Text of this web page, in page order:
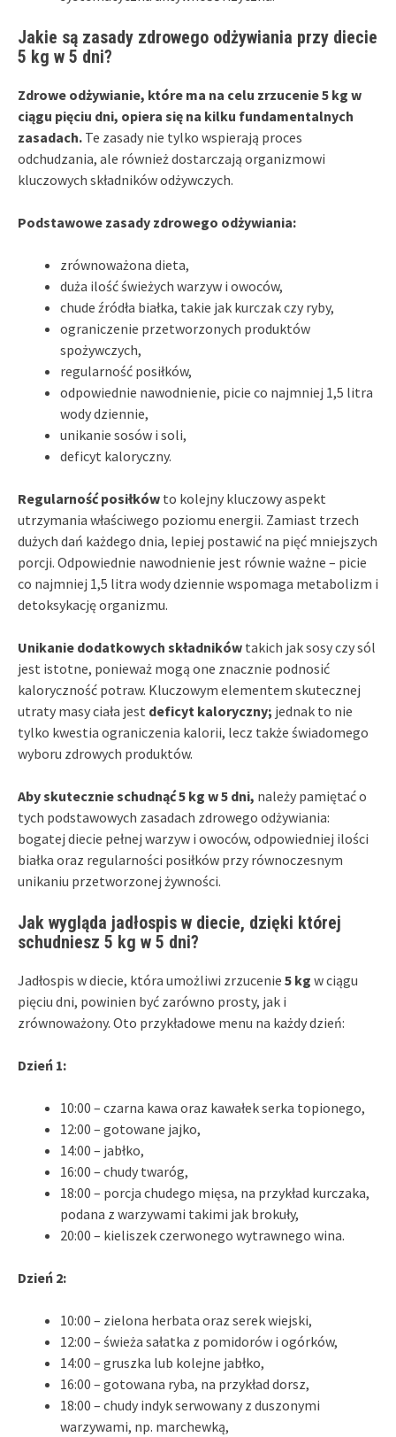
Jakie są zasady zdrowego odżywiania przy diecie
5 kg w 5 dni?
Zdrowe odżywianie, które ma na celu zrzucenie 5 kg w
ciągu pięciu dni, opiera się na kilku fundamentalnych
zasadach. Te zasady nie tylko wspierają proces
odchudzania, ale również dostarczają organizmowi
kluczowych składników odżywczych.
Podstawowe zasady zdrowego odżywiania:
zrównoważona dieta,
duża ilość świeżych warzyw i owoców,
chude źródła białka, takie jak kurczak czy ryby,
ograniczenie przetworzonych produktów
spożywczych,
regularność posiłków,
odpowiednie nawodnienie, picie co najmniej 1,5 litra
wody dziennie,
unikanie sosów i soli,
deficyt kaloryczny.
Regularność posiłków to kolejny kluczowy aspekt
utrzymania właściwego poziomu energii. Zamiast trzech
dużych dań każdego dnia, lepiej postawić na pięć mniejszych
porcji. Odpowiednie nawodnienie jest równie ważne – picie
co najmniej 1,5 litra wody dziennie wspomaga metabolizm i
detoksykację organizmu.
Unikanie dodatkowych składników takich jak sosy czy sól
jest istotne, ponieważ mogą one znacznie podnosić
kaloryczność potraw. Kluczowym elementem skutecznej
utraty masy ciała jest deficyt kaloryczny; jednak to nie
tylko kwestia ograniczenia kalorii, lecz także świadomego
wyboru zdrowych produktów.
Aby skutecznie schudnąć 5 kg w 5 dni, należy pamiętać o
tych podstawowych zasadach zdrowego odżywiania:
bogatej diecie pełnej warzyw i owoców, odpowiedniej ilości
białka oraz regularności posiłków przy równoczesnym
unikaniu przetworzonej żywności.
Jak wygląda jadłospis w diecie, dzięki której
schudniesz 5 kg w 5 dni?
Jadłospis w diecie, która umożliwi zrzucenie 5 kg w ciągu
pięciu dni, powinien być zarówno prosty, jak i
zrównoważony. Oto przykładowe menu na każdy dzień:
Dzień 1:
10:00 – czarna kawa oraz kawałek serka topionego,
12:00 – gotowane jajko,
14:00 – jabłko,
16:00 – chudy twaróg,
18:00 – porcja chudego mięsa, na przykład kurczaka,
podana z warzywami takimi jak brokuły,
20:00 – kieliszek czerwonego wytrawnego wina.
Dzień 2:
10:00 – zielona herbata oraz serek wiejski,
12:00 – świeża sałatka z pomidorów i ogórków,
14:00 – gruszka lub kolejne jabłko,
16:00 – gotowana ryba, na przykład dorsz,
18:00 – chudy indyk serwowany z duszonymi
warzywami, np. marchewką,